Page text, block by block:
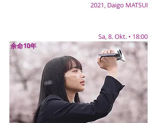
2021, Daigo MATSUI
Sa, 8. Okt. • 18:00
余命10年